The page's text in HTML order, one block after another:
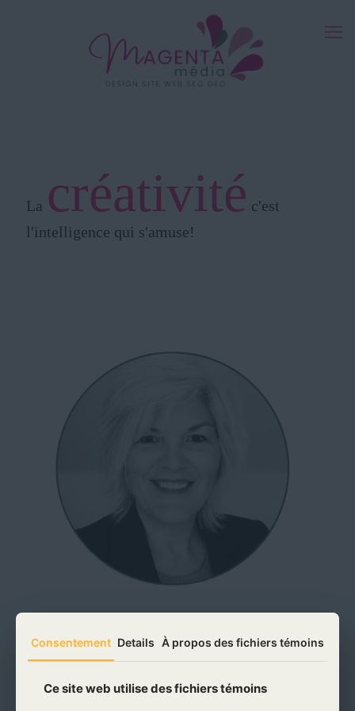
La créativité c'est
l'intelligence qui s'amuse!
Designer Web, Stratège & Mentore
Consentement Details À propos des fichiers témoins
Ce site web utilise des fichiers témoins
Consentement Details À propos des fichiers témoins
Ce site web utilise des fichiers témoins